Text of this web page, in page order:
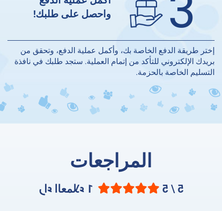
واحصل على طلبك!
إختر طريقة الدفع الخاصة بك، وأكمل عملية الدفع، وتحقق من
بريدك الإلكتروني للتأكد من إتمام العملية. ستجد طلبك في نافذة
التسليم الخاصة بالحزمة.
المراجعات
5 / 5 1 راء العملاء